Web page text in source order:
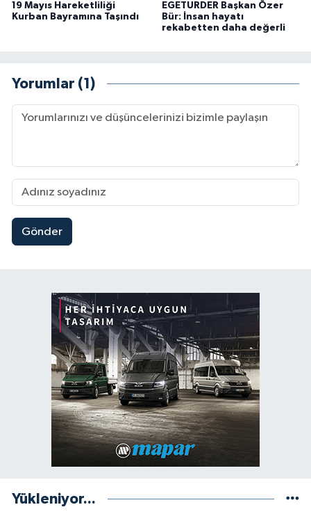
19 Mayıs Hareketliliği
Kurban Bayramına Taşındı
EGETURDER Başkan Özer
Bür: İnsan hayatı
rekabetten daha değerli
Yorumlar (1)
Gönder
Yükleniyor...